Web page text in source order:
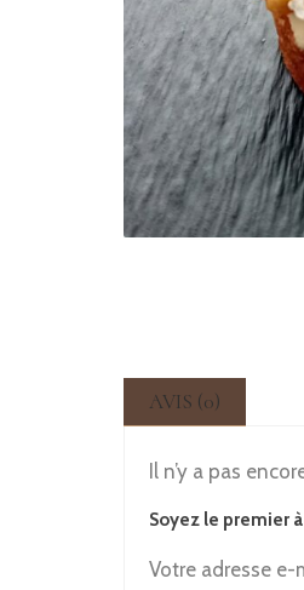
AVIS (0)
Il n’y a pas
Soyez le premier
Votre adresse e-